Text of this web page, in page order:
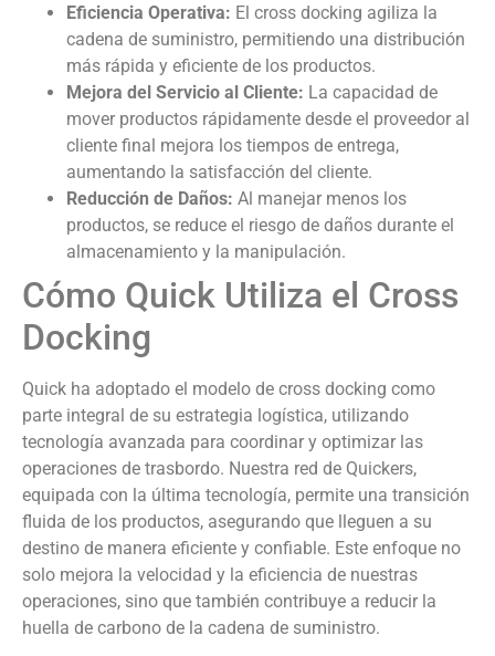
Eficiencia Operativa: El cross docking agiliza la
cadena de suministro, permitiendo una distribución
más rápida y eficiente de los productos.
Mejora del Servicio al Cliente: La capacidad de
mover productos rápidamente desde el proveedor al
cliente final mejora los tiempos de entrega,
aumentando la satisfacción del cliente.
Reducción de Daños: Al manejar menos los
productos, se reduce el riesgo de daños durante el
almacenamiento y la manipulación.
Cómo Quick Utiliza el Cross
Docking
Quick ha adoptado el modelo de cross docking como
parte integral de su estrategia logística, utilizando
tecnología avanzada para coordinar y optimizar las
operaciones de trasbordo. Nuestra red de Quickers,
equipada con la última tecnología, permite una transición
fluida de los productos, asegurando que lleguen a su
destino de manera eficiente y confiable. Este enfoque no
solo mejora la velocidad y la eficiencia de nuestras
operaciones, sino que también contribuye a reducir la
huella de carbono de la cadena de suministro.